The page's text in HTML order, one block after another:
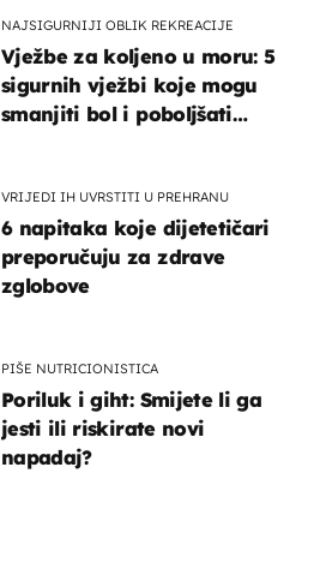
NAJSIGURNIJI OBLIK REKREACIJE
Vježbe za koljeno u moru: 5
sigurnih vježbi koje mogu
smanjiti bol i poboljšati
VRIJEDI IH UVRSTITI U PREHRANU
6 napitaka koje dijetetičari
preporučuju za zdrave
zglobove
PIŠE NUTRICIONISTICA
Poriluk i giht: Smijete li ga
jesti ili riskirate novi
napadaj?